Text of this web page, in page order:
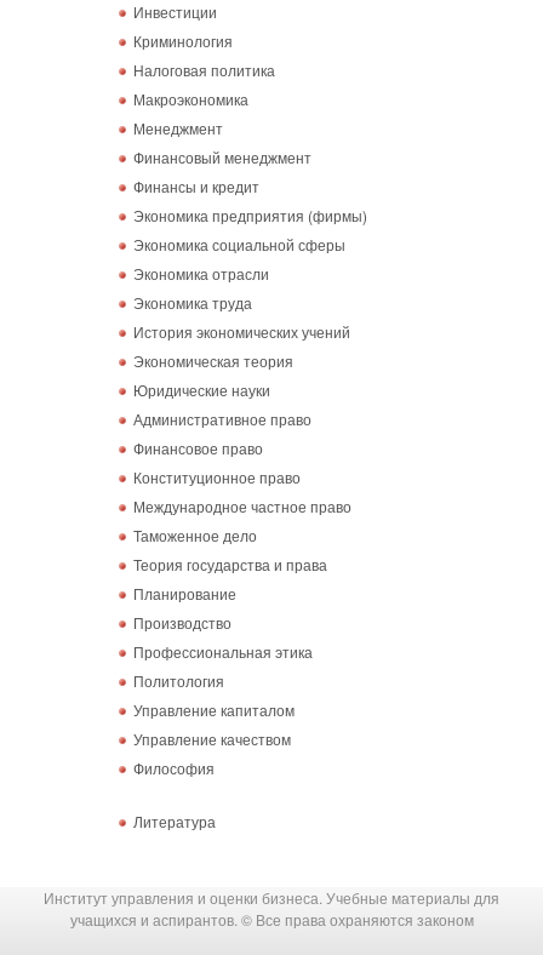
Инвестиции
Криминология
Налоговая политика
Макроэкономика
Менеджмент
Финансовый менеджмент
Финансы и кредит
Экономика предприятия (фирмы)
Экономика социальной сферы
Экономика отрасли
Экономика труда
История экономических учений
Экономическая теория
Юридические науки
Административное право
Финансовое право
Конституционное право
Международное частное право
Таможенное дело
Теория государства и права
Планирование
Производство
Профессиональная этика
Политология
Управление капиталом
Управление качеством
Философия
Литература
Институт управления и оценки бизнеса. Учебные материалы для
учащихся и аспирантов. © Все права охраняются законом